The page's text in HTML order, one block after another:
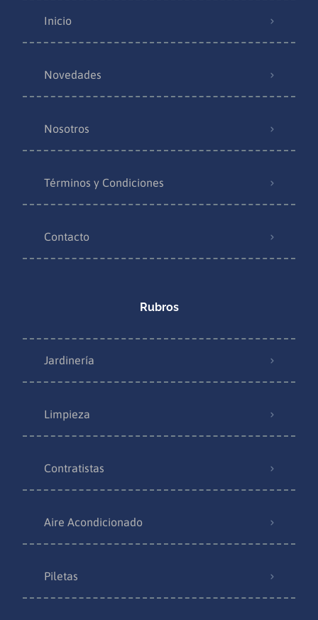
Inicio
Novedades
Nosotros
Términos y Condiciones
Contacto
Rubros
Jardinería
Limpieza
Contratistas
Aire Acondicionado
Piletas